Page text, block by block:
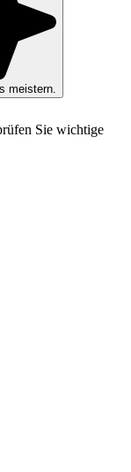
meistern.
Sie wichtige